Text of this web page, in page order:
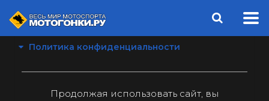
Политика конфиденциальности
Продолжая использовать сайт, вы